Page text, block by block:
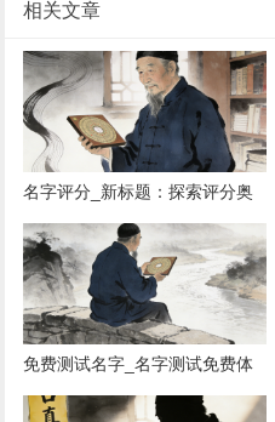
相关文章
名字评分_新标题：探索评分奥
秘
免费测试名字_名字测试免费体
验